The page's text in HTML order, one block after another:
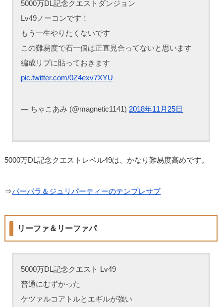
5000万DL記念クエストダンジョン
Lv49ノーコンです！
もう一生やりたくないです
この難易度で石一個は正直見合ってないと思います
編成リプに貼っておきます
pic.twitter.com/0Z4exv7XYU
— ちゃこあみ (@magnetic1141) 2018年11月25日
5000万DL記念クエストレベル49は、かなり難易度高めです。
⇒バーバラ＆ジュリパーティーのテンプレサブ
リーファ＆リーファパ
5000万DL記念クエスト Lv49
普通にむずかった
ケツァルコアトルとエギルが強い